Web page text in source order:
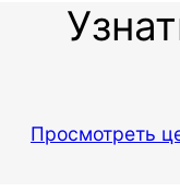
Просмотреть